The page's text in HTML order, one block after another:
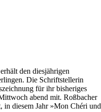
den diesjährigen
Die Schriftstellerin
für ihr bisheriges
abend mit. Roßbacher
in diesem Jahr »Mon Chéri und